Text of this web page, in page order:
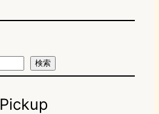
検索
Pickup